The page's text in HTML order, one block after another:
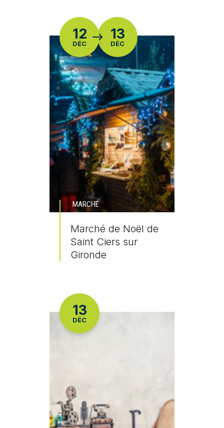
DU
12
DÉC
13
DÉC
MARCHÉ
Marché de Noël de
Saint Ciers sur
Gironde
LE
13
DÉC